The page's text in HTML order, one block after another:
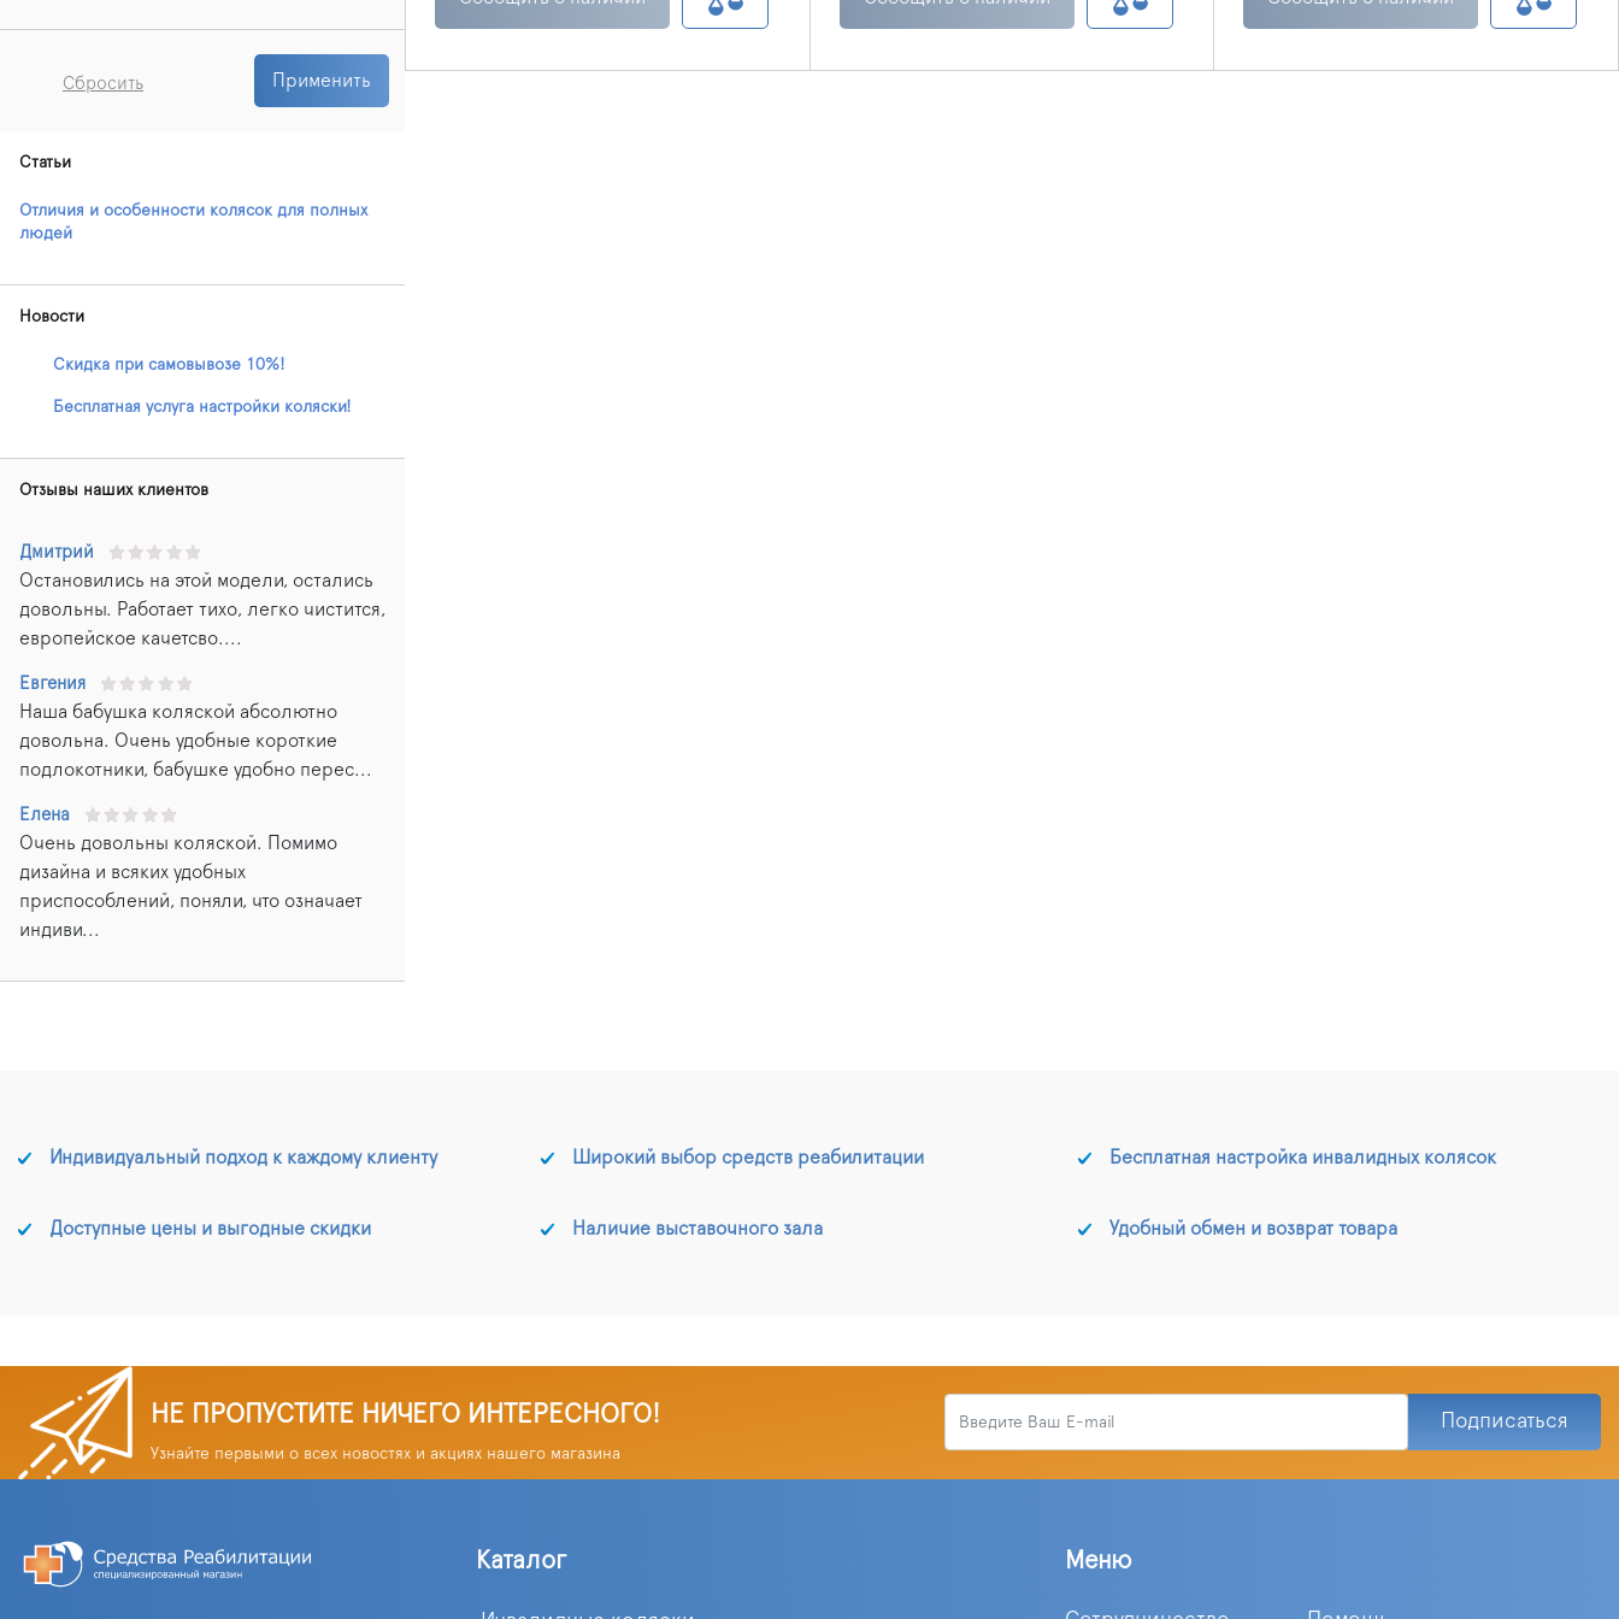
Сбросить Применить
Статьи
Отличия и особенности колясок для полных
людей
Новости
Скидка при самовывозе 10%!
Бесплатная услуга настройки коляски!
Отзывы наших клиентов
Дмитрий
Остановились на этой модели, остались
довольны. Работает тихо, легко чистится,
европейское качетсво....
Евгения
Наша бабушка коляской абсолютно
довольна. Очень удобные короткие
подлокотники, бабушке удобно перес...
Елена
Очень довольны коляской. Помимо
дизайна и всяких удобных
приспособлений, поняли, что означает
индиви...
пользователя, подчас, нелегко,
предназначены для очень крупных
Индивидуальный подход к каждому клиенту Широкий выбор средств реабилитации
Доступные цены и выгодные скидки Наличие выставочного зала
Бесплатная настройка инвалидных колясок
Удобный обмен и возврат товара
НЕ ПРОПУСТИТЕ НИЧЕГО ИНТЕРЕСНОГО!
Узнайте первыми о всех новостях и акциях нашего магазина
Подписаться
Каталог Меню